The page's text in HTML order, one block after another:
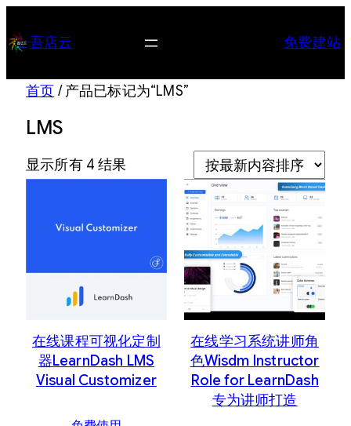
至 吾店云 免费建站
首页 / 产品已标记为“LMS”
LMS
显示所有 4 结果
内
在线课程可视化定制
器LearnDash LMS
Visual Customizer
在线学习系统讲师角
色Wisdm Instructor
Role for LearnDash
专为讲师打造